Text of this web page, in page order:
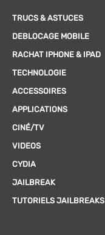
TRUCS & ASTUCES
DEBLOCAGE MOBILE
RACHAT IPHONE & IPAD
TECHNOLOGIE
ACCESSOIRES
APPLICATIONS
CINÉ/TV
VIDEOS
CYDIA
JAILBREAK
TUTORIELS JAILBREAKS